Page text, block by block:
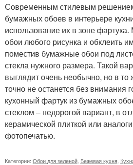
Современным стилевым
бумажных обоев в интерьере
использование их в зоне
обои любого рисунка и обклеить
поместив бумажные обои под
стекла нужного размера. Такой
выглядит очень необычно, но в то
точно не останется без внимания
кухонный фартук из бумажных
стеклом – недорогой вариант, в
керамической плиткой или
фотопечатью.
Категории: Обои для зеленой Бежевая кухня